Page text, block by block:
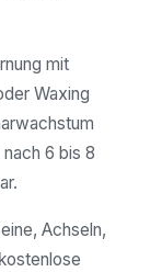
mit
Waxing
6 bis 8
Achseln,